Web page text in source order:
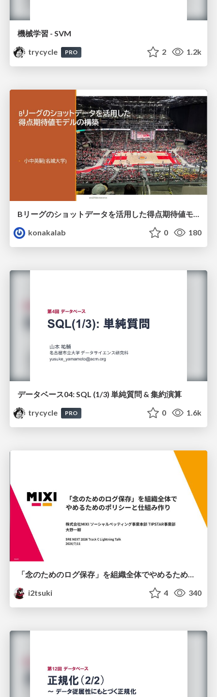
機械学習 - SVM
trycycle
PRO 2 1.2k
konakalab
0 180
データベース04: SQL (1/3) 単純質問 & 集約演算
trycycle
PRO 0 1.6k
「念のためのログ保存」を組織全体でやめるためのポリシーと仕組み作り
i2tsuki
4 340